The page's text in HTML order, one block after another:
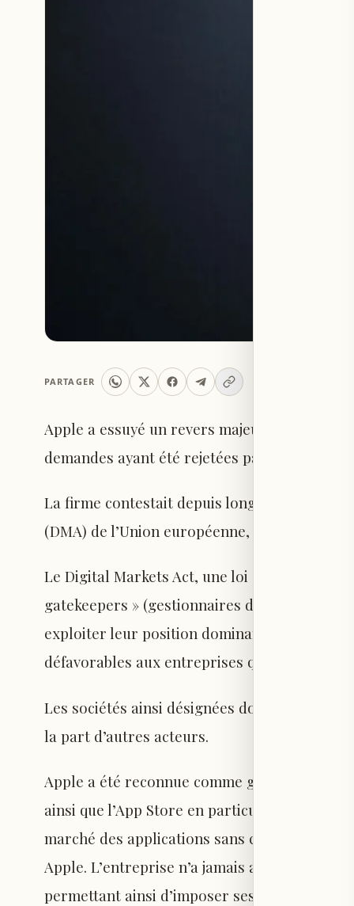
PARTAGER
Apple a essuyé un revers majeur dans son
demandes ayant été rejetées par la justice.
La firme contestait depuis longtemps son
(DMA) de l’Union européenne, mais le
Le Digital Markets Act, une loi antitrust,
gatekeepers » (gestionnaires de passerelle).
exploiter leur position dominante pour
défavorables aux entreprises qui doivent
Les sociétés ainsi désignées doivent
la part d’autres acteurs.
Apple a été reconnue comme gatekeeper
ainsi que l’App Store en particulier. L’idée
marché des applications sans créer des
Apple. L’entreprise n’a jamais autorisé de
permettant ainsi d’imposer ses propres